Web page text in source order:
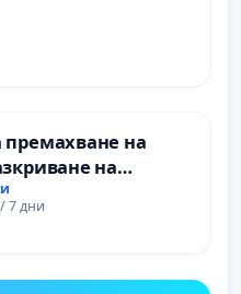
премахване на
на
на
могила във
7 дни